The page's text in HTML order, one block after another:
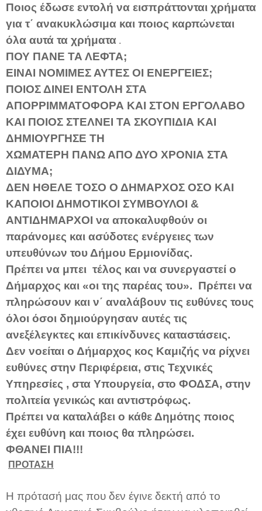
Ποιος έδωσε εντολή να εισπράττονται χρήματα
για τ΄ ανακυκλώσιμα και ποιος καρπώνεται
όλα αυτά τα χρήματα .
ΠΟΥ ΠΑΝΕ ΤΑ ΛΕΦΤΑ;
ΕΙΝΑΙ ΝΟΜΙΜΕΣ ΑΥΤΕΣ ΟΙ ΕΝΕΡΓΕΙΕΣ;
ΠΟΙΟΣ ΔΙΝΕΙ ΕΝΤΟΛΗ ΣΤΑ
ΑΠΟΡΡΙΜΜΑΤΟΦΟΡΑ ΚΑΙ ΣΤΟΝ ΕΡΓΟΛΑΒΟ
ΚΑΙ ΠΟΙΟΣ ΣΤΕΛΝΕΙ ΤΑ ΣΚΟΥΠΙΔΙΑ ΚΑΙ
ΔΗΜΙΟΥΡΓΗΣΕ ΤΗ
ΧΩΜΑΤΕΡΗ ΠΑΝΩ ΑΠΟ ΔΥΟ ΧΡΟΝΙΑ ΣΤΑ
ΔΙΔΥΜΑ;
ΔΕΝ ΗΘΕΛΕ ΤΟΣΟ Ο ΔΗΜΑΡΧΟΣ ΟΣΟ ΚΑΙ
ΚΑΠΟΙΟΙ ΔΗΜΟΤΙΚΟΙ ΣΥΜΒΟΥΛΟΙ &
ΑΝΤΙΔΗΜΑΡΧΟΙ να αποκαλυφθούν οι
παράνομες και ασύδοτες ενέργειες των
υπευθύνων του Δήμου Ερμιονίδας.
Πρέπει να μπει τέλος και να συνεργαστεί ο
Δήμαρχος και «οι της παρέας του». Πρέπει να
πληρώσουν και ν΄ αναλάβουν τις ευθύνες τους
όλοι όσοι δημιούργησαν αυτές τις
ανεξέλεγκτες και επικίνδυνες καταστάσεις.
Δεν νοείται ο Δήμαρχος κος Καμιζής να ρίχνει
ευθύνες στην Περιφέρεια, στις Τεχνικές
Υπηρεσίες , στα Υπουργεία, στο ΦΟΔΣΑ, στην
πολιτεία γενικώς και αντιστρόφως.
Πρέπει να καταλάβει ο κάθε Δημότης ποιος
έχει ευθύνη και ποιος θα πληρώσει.
ΦΘΑΝΕΙ ΠΙΑ!!!
ΠΡΟΤΑΣΗ
Η πρότασή μας που δεν έγινε δεκτή από το